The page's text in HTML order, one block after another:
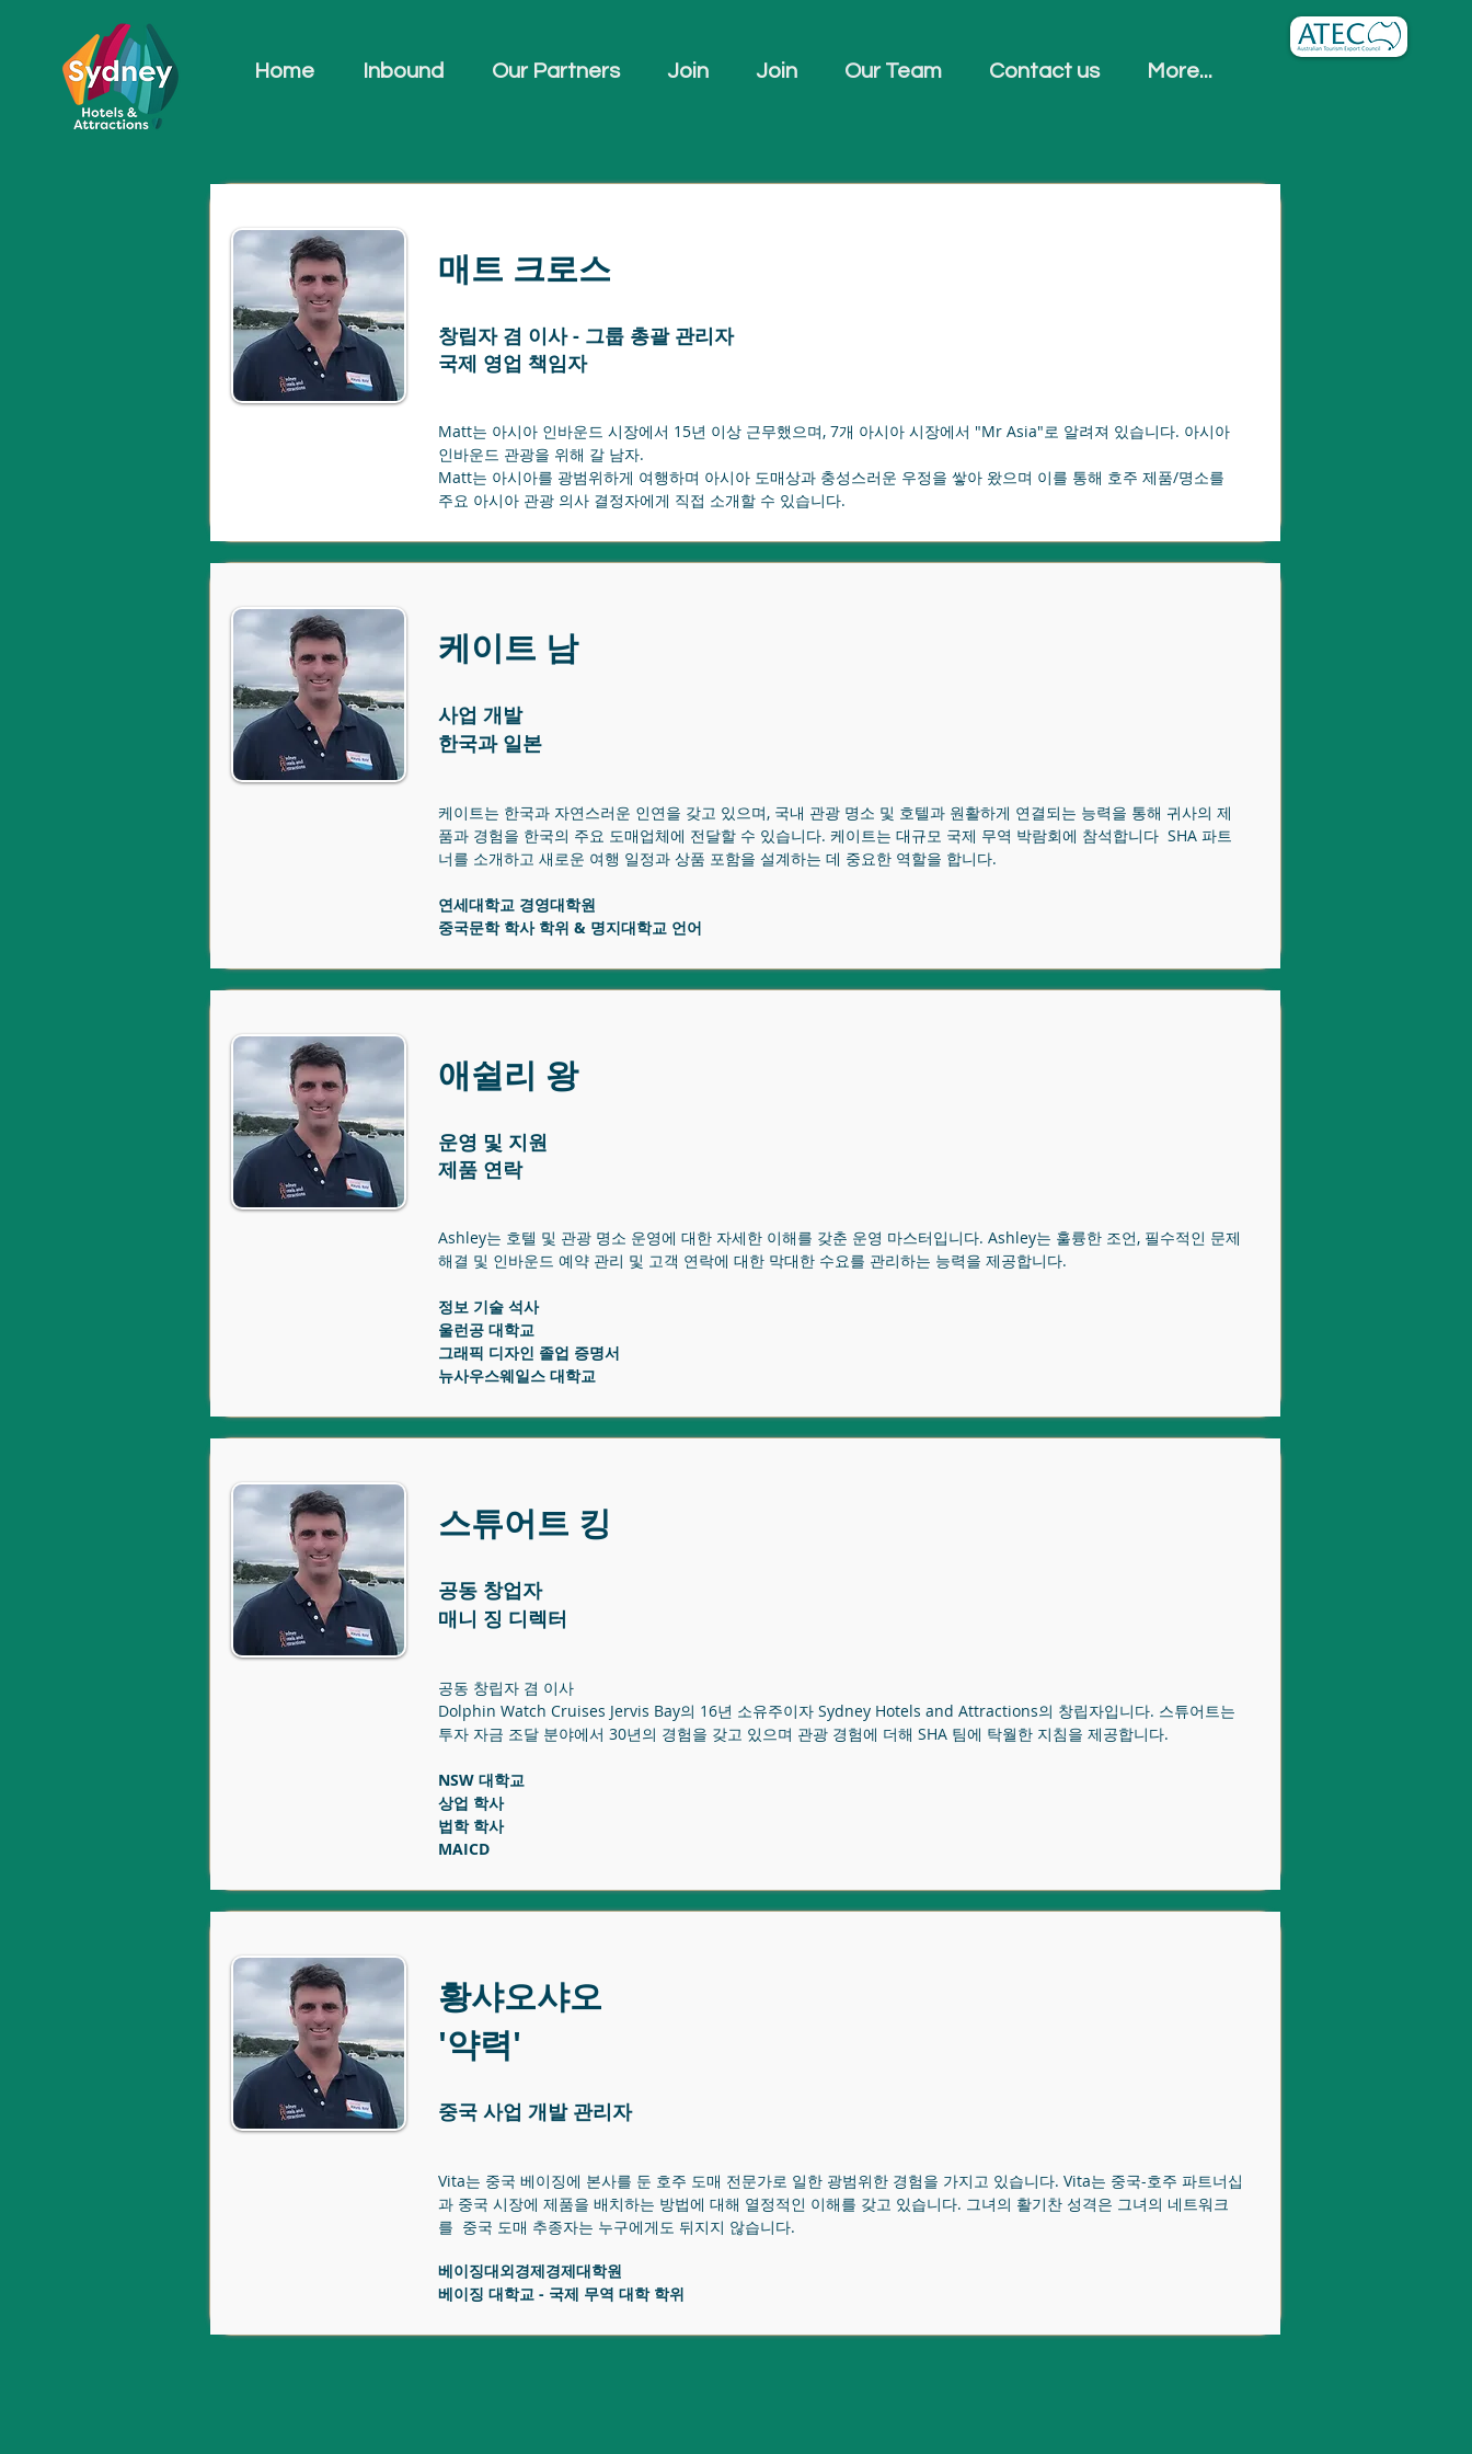
Home Inbound Our Partners Join Join Our Team Contact us More...
매트 크로스
창립자 겸 이사 - 그룹 총괄 관리자
국제 영업 책임자
Matt는 아시아 인바운드 시장에서 15년 이상 근무했으며, 7개 아시아 시장에서 "Mr Asia"로 알려져 있습니다. 아시아
인바운드 관광을 위해 갈 남자.
Matt는 아시아를 광범위하게 여행하며 아시아 도매상과 충성스러운 우정을 쌓아 왔으며 이를 통해 호주 제품/명소를
주요 아시아 관광 의사 결정자에게 직접 소개할 수 있습니다.
케이트 남
사업 개발
한국과 일본
케이트는 한국과 자연스러운 인연을 갖고 있으며, 국내 관광 명소 및 호텔과 원활하게 연결되는 능력을 통해 귀사의 제
품과 경험을 한국의 주요 도매업체에 전달할 수 있습니다. 케이트는 대규모 국제 무역 박람회에 참석합니다 SHA 파트
너를 소개하고 새로운 여행 일정과 상품 포함을 설계하는 데 중요한 역할을 합니다.
연세대학교 경영대학원
중국문학 학사 학위 & 명지대학교 언어
애쉴리 왕
운영 및 지원
제품 연락
Ashley는 호텔 및 관광 명소 운영에 대한 자세한 이해를 갖춘 운영 마스터입니다. Ashley는 훌륭한 조언, 필수적인 문제
해결 및 인바운드 예약 관리 및 고객 연락에 대한 막대한 수요를 관리하는 능력을 제공합니다.
정보 기술 석사
울런공 대학교
그래픽 디자인 졸업 증명서
뉴사우스웨일스 대학교
스튜어트 킹
공동 창업자
매니 징 디렉터
공동 창립자 겸 이사
Dolphin Watch Cruises Jervis Bay의 16년 소유주이자 Sydney Hotels and Attractions의 창립자입니다. 스튜어트는
투자 자금 조달 분야에서 30년의 경험을 갖고 있으며 관광 경험에 더해 SHA 팀에 탁월한 지침을 제공합니다.
NSW 대학교
상업 학사
법학 학사
MAICD
황샤오샤오
'약력'
중국 사업 개발 관리자
Vita는 중국 베이징에 본사를 둔 호주 도매 전문가로 일한 광범위한 경험을 가지고 있습니다. Vita는 중국-호주 파트너십
과 중국 시장에 제품을 배치하는 방법에 대해 열정적인 이해를 갖고 있습니다. 그녀의 활기찬 성격은 그녀의 네트워크
를 중국 도매 추종자는 누구에게도 뒤지지 않습니다.
베이징대외경제경제대학원
베이징 대학교 - 국제 무역 대학 학위